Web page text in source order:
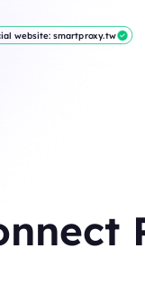
website: smartproxy.tw